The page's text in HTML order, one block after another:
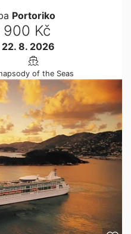
Portoriko
900 Kč
22. 8. 2026
of the Seas